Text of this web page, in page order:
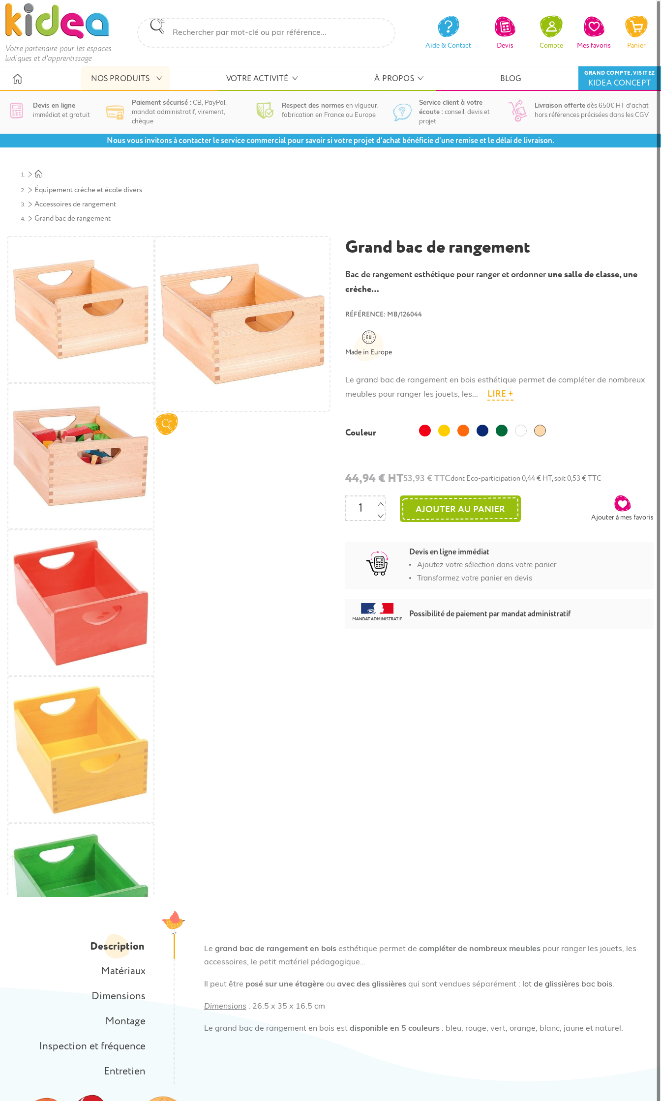
Votre partenaire pour les espaces
ludiques et d'apprentissage
Aide & Contact Devis Compte Mes favoris Panier
NOS PRODUITS VOTRE ACTIVITÉ À PROPOS BLOG KIDEA CONCEPT
GRAND COMPTE, VISITEZ
Devis en ligne
immédiat et gratuit
Paiement sécurisé : CB, PayPal,
mandat administratif, virement,
chèque
Respect des normes en vigueur,
fabrication en France ou Europe
Service client à votre
écoute : conseil, devis et
projet
Livraison offerte dès 650€ HT d'achat
hors références précisées dans les CGV
Nous vous invitons à contacter le service commercial pour savoir si votre projet d’achat bénéficie d’une remise et le délai de livraison.
Équipement crèche et école divers
Accessoires de rangement
Grand bac de rangement
Grand bac de rangement
Bac de rangement esthétique pour ranger et ordonnerune salle de classe, une
crèche…
RÉFÉRENCE: MB/126044
Made in Europe
Le grand bac de rangement en bois esthétique permet de compléter de nombreux
meubles pour ranger les jouets, les...
LIRE +
Couleur RougeJauneOrangeBleu
Vert
BlancHêtre
44,94 € HT53,93 € TTCdont Eco-participation 0,44 € HT, soit 0,53 € TTC
AJOUTER AU PANIER
Ajouter à mes favoris
Devis en ligne immédiat
Ajoutez votre sélection dans votre panier
Transformez votre panier en devis
Possibilité de paiement par mandat administratif
Description
Matériaux
Dimensions
Montage
Inspection et fréquence
Entretien
Le grand bac de rangement en bois esthétique permet de compléter de nombreux meubles pour ranger les jouets, les
accessoires, le petit matériel pédagogique…
Il peut être posé sur une étagère ou avec des glissières qui sont vendues séparément : lot de glissières bac bois.
Dimensions : 26.5 x 35 x 16.5 cm
Le grand bac de rangement en bois est disponible en 5 couleurs : bleu, rouge, vert, orange, blanc, jaune et naturel.